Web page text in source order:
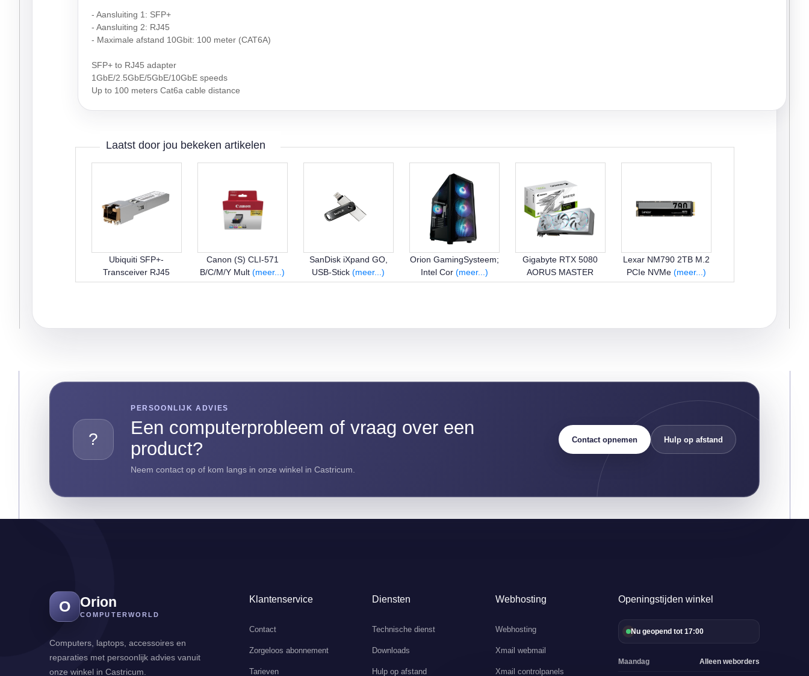
- Aansluiting 1: SFP+
- Aansluiting 2: RJ45
- Maximale afstand 10Gbit: 100 meter (CAT6A)
SFP+ to RJ45 adapter
1GbE/2.5GbE/5GbE/10GbE speeds
Up to 100 meters Cat6a cable distance
Laatst door jou bekeken artikelen
Ubiquiti SFP+-
Transceiver RJ45
(meer...)
Canon (S) CLI-571
B/C/M/Y Mult (meer...)
SanDisk iXpand GO,
USB-Stick (meer...)
Orion GamingSysteem;
Intel Cor (meer...)
Gigabyte RTX 5080
AORUS MASTER
(meer...)
Lexar NM790 2TB M.2
PCIe NVMe (meer...)
?
PERSOONLIJK ADVIES
Een computerprobleem of vraag over een
product?
Neem contact op of kom langs in onze winkel in Castricum.
Contact opnemen Hulp op afstand
O Orion
COMPUTERWORLD
Computers, laptops, accessoires en
reparaties met persoonlijk advies vanuit
onze winkel in Castricum.
Klantenservice
Contact
Zorgeloos abonnement
Tarieven
Diensten
Technische dienst
Downloads
Hulp op afstand
Webhosting
Webhosting
Xmail webmail
Xmail controlpanels
Openingstijden winkel
Nu geopend tot 17:00
Maandag Alleen weborders